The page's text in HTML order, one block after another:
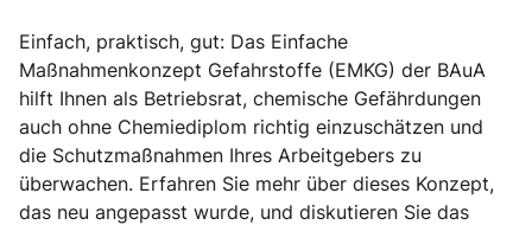
Einfach, praktisch, gut: Das Einfache
Maßnahmenkonzept Gefahrstoffe (EMKG) der BAuA
hilft Ihnen als Betriebsrat, chemische Gefährdungen
auch ohne Chemiediplom richtig einzuschätzen und
die Schutzmaßnahmen Ihres Arbeitgebers zu
überwachen. Erfahren Sie mehr über dieses Konzept,
das neu angepasst wurde, und diskutieren Sie das